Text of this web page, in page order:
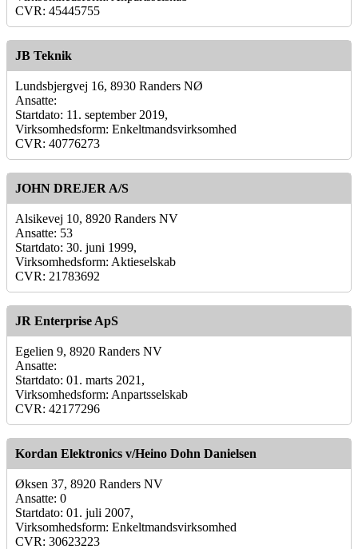
CVR: 45445755
JB Teknik
Lundsbjergvej 16, 8930 Randers NØ
Ansatte:
Startdato: 11. september 2019,
Virksomhedsform: Enkeltmandsvirksomhed
CVR: 40776273
JOHN DREJER A/S
Alsikevej 10, 8920 Randers NV
Ansatte: 53
Startdato: 30. juni 1999,
Virksomhedsform: Aktieselskab
CVR: 21783692
JR Enterprise ApS
Egelien 9, 8920 Randers NV
Ansatte:
Startdato: 01. marts 2021,
Virksomhedsform: Anpartsselskab
CVR: 42177296
Kordan Elektronics v/Heino Dohn Danielsen
Øksen 37, 8920 Randers NV
Ansatte: 0
Startdato: 01. juli 2007,
Virksomhedsform: Enkeltmandsvirksomhed
CVR: 30623223